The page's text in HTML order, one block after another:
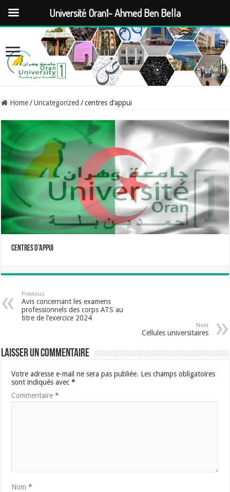
Home / Uncategorized / centres d’appui
centres d’appui
Previous
Avis concernant les examens
professionnels des corps ATS au
titre de l’exercice 2024
Next
Cellules universitaires
Laisser un commentaire
Votre adresse e-mail ne sera pas publiée. Les champs obligatoires
sont indiqués avec*
Commentaire*
Nom*
Université Oran1- Ahmed Ben Bella